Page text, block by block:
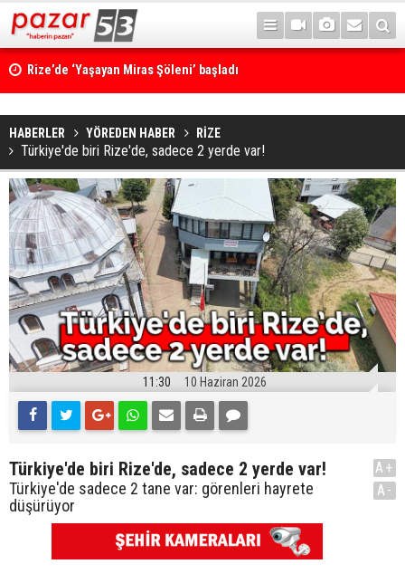
Rize’de ‘Yaşayan Miras Şöleni’ başladı
HABERLER YÖREDEN HABER RİZE
Türkiye'de biri Rize'de, sadece 2 yerde var!
11:30 10 Haziran 2026
Türkiye'de biri Rize'de, sadece 2 yerde var!
Türkiye'de sadece 2 tane var: görenleri hayrete
düşürüyor
A+
A-